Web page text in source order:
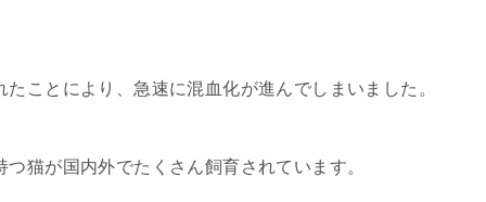
ことにより、急速に混血化が進んでしまいました。
猫が国内外でたくさん飼育されています。